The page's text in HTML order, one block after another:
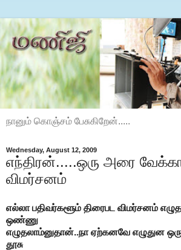
நானும் கொஞ்சம் பேசுகிறேன்.....
Wednesday, August 12, 2009
எந்திரன்.....ஒரு அரை
விமர்சனம்
எல்லா பதிவர்களூம் திரைபட விமர்சனம்
ஒண்ணு
எழுதலாம்னுதான்..நா ஏற்கனவே எழுதுன
தூசு